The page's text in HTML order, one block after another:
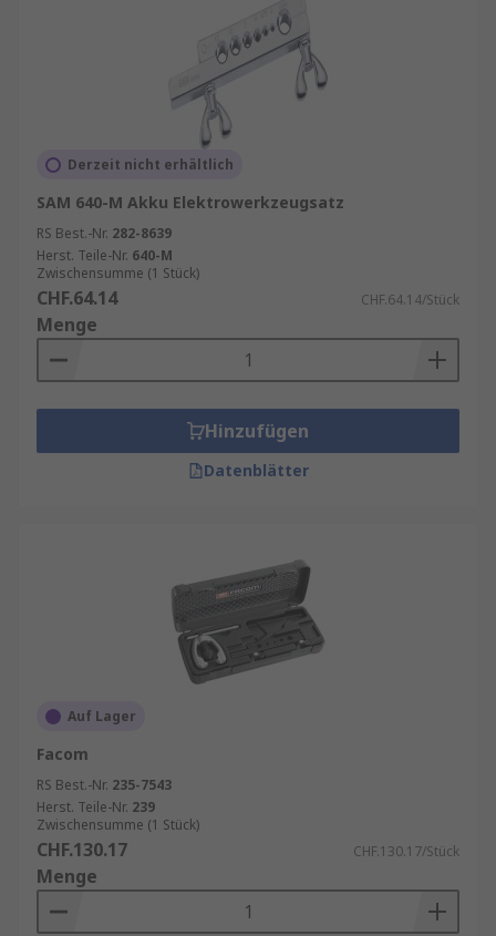
Derzeit nicht erhältlich
SAM 640-M Akku Elektrowerkzeugsatz
RS Best.-Nr. 282-8639
Herst. Teile-Nr. 640-M
Zwischensumme (1 Stück)
CHF.64.14 CHF.64.14/Stück
Menge
Hinzufügen
Datenblätter
Auf Lager
Facom
RS Best.-Nr. 235-7543
Herst. Teile-Nr. 239
Zwischensumme (1 Stück)
CHF.130.17 CHF.130.17/Stück
Menge